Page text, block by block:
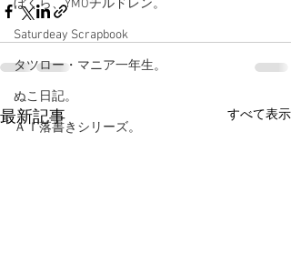
ぼくら、YMOチルドレン。
Saturdeay Scrapbook
タツロー・マニア一年生。
ぬこ日記。
ＡＩ落書きシリーズ。
最新記事 すべて表示